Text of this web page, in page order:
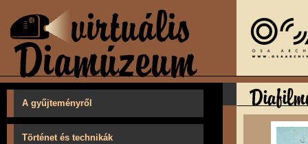
A gyűjteményről
Történet és technikák